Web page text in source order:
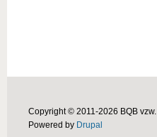
Copyright © 2011-2026 BQB vzw.
Powered by Drupal